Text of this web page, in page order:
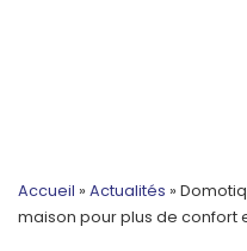
Accueil » Actualités »
maison pour plus de confort